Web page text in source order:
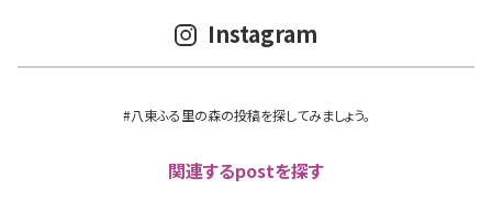
Instagram
#八東ふる里の森の投稿を探してみましょう。
関連するpostを探す